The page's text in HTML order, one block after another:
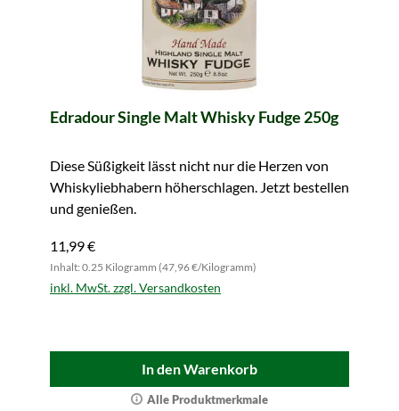
Edradour Single Malt Whisky Fudge 250g
Diese Süßigkeit lässt nicht nur die Herzen von
Whiskyliebhabern höherschlagen. Jetzt bestellen
und genießen.
11,99 €
Inhalt: 0.25 Kilogramm (47,96 €/Kilogramm)
inkl. MwSt. zzgl. Versandkosten
In den Warenkorb
Alle Produktmerkmale